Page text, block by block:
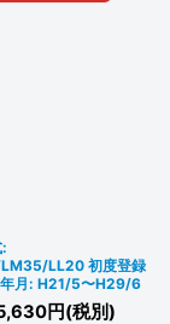
LL20 初度登録
月: H21/5〜H29/6
円(税別)